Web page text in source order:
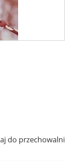
do przechowalni